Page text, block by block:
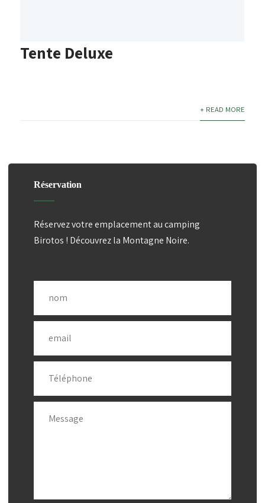
Tente Deluxe
+ READ MORE
Réservation
Réservez votre emplacement au camping
Birotos ! Découvrez la Montagne Noire.